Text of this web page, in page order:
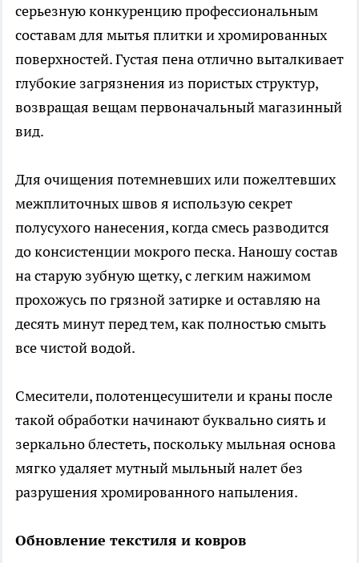
серьезную конкуренцию профессиональным
составам для мытья плитки и хромированных
поверхностей. Густая пена отлично выталкивает
глубокие загрязнения из пористых структур,
возвращая вещам первоначальный магазинный
вид.
Для очищения потемневших или пожелтевших
межплиточных швов я использую секрет
полусухого нанесения, когда смесь разводится
до консистенции мокрого песка. Наношу состав
на старую зубную щетку, с легким нажимом
прохожусь по грязной затирке и оставляю на
десять минут перед тем, как полностью смыть
все чистой водой.
Смесители, полотенцесушители и краны после
такой обработки начинают буквально сиять и
зеркально блестеть, поскольку мыльная основа
мягко удаляет мутный мыльный налет без
разрушения хромированного напыления.
Обновление текстиля и ковров